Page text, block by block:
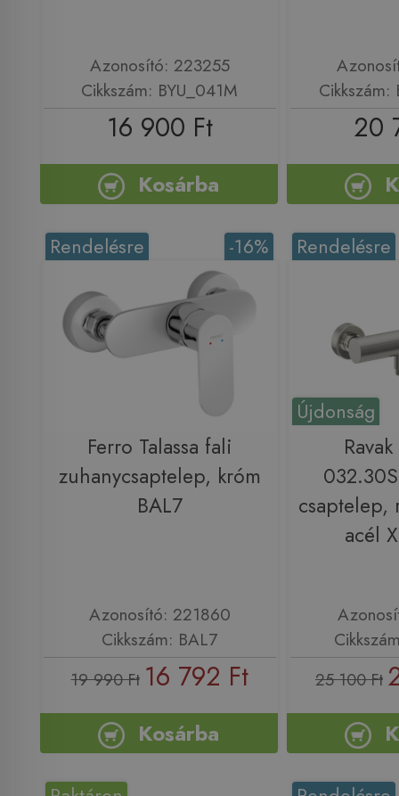
Azonosító: 223255
Cikkszám: BYU_041M
16 900 Ft
Kosárba
20
-16%
Rendelésre
Ferro Talassa fali
zuhanycsaptelep, króm
BAL7
Azonosító: 221860
Cikkszám: BAL7
19 990 Ft 16 792 Ft
Kosárba
Újdonság
Rendelésre
csaptelep,
acél
25 100 Ft